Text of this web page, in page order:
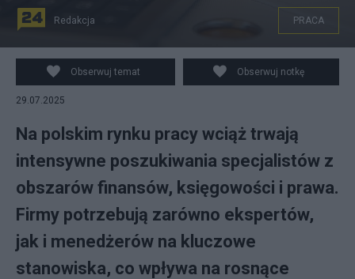
fot. Pixabay
Redakcja PRACA
Obserwuj temat Obserwuj notkę
29.07.2025
Na polskim rynku pracy wciąż trwają
intensywne poszukiwania specjalistów z
obszarów finansów, księgowości i prawa.
Firmy potrzebują zarówno ekspertów,
jak i menedżerów na kluczowe
stanowiska, co wpływa na rosnące